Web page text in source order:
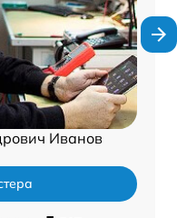
Иванов